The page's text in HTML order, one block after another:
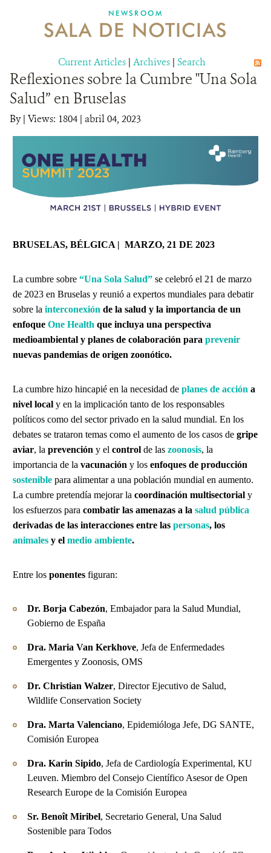
MECANISMO DE ATENCIÓN DE QUEJAS Y RECLAMOS
DONA
NEWSROOM
SALA DE NOTICIAS
Current Articles | Archives | Search
Reflexiones sobre la Cumbre "Una Sola
Salud” en Bruselas
By| Views: 1804 | abril 04, 2023
BRUSELAS, BÉLGICA | MARZO, 21 DE 2023
La cumbre sobre “Una Sola Salud” se celebró el 21 de marzo
de 2023 en Bruselas y reunió a expertos mundiales para debatir
sobre la interconexión de la salud y la importancia de un
enfoque One Health que incluya una perspectiva
medioambiental y planes de colaboración para prevenir
nuevas pandemias de origen zoonótico.
La cumbre hizo hincapié en la necesidad de planes de acción a
nivel local y en la implicación tanto de los responsables
políticos como del sector privado en la salud mundial. En los
debates se trataron temas como el aumento de los casos de gripe
aviar, la prevención y el control de las zoonosis, la
importancia de la vacunación y los enfoques de producción
sostenible para alimentar a una población mundial en aumento.
La cumbre pretendía mejorar la coordinación multisectorial y
los esfuerzos para combatir las amenazas a la salud pública
derivadas de las interacciones entre las personas, los
animales y el medio ambiente.
Entre los ponentes figuran:
Dr. Borja Cabezón, Embajador para la Salud Mundial,
Gobierno de España
Dra. Maria Van Kerkhove, Jefa de Enfermedades
Emergentes y Zoonosis, OMS
Dr. Christian Walzer, Director Ejecutivo de Salud,
Wildlife Conservation Society
Dra. Marta Valenciano, Epidemióloga Jefe, DG SANTE,
Comisión Europea
Dra. Karin Sipido, Jefa de Cardiología Experimental, KU
Leuven. Miembro del Consejo Científico Asesor de Open
Research Europe de la Comisión Europea
Sr. Benoît Miribel, Secretario General, Una Salud
Sostenible para Todos